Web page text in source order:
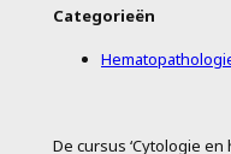
Categorieën
De cursus ‘Cytologie